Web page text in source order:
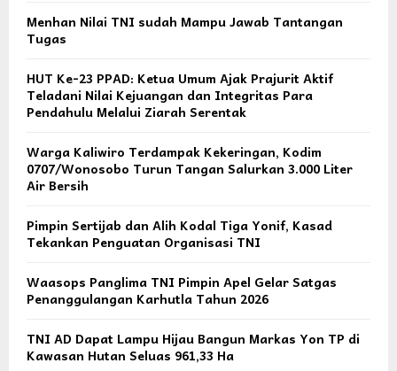
Menhan Nilai TNI sudah Mampu Jawab Tantangan
Tugas
HUT Ke-23 PPAD: Ketua Umum Ajak Prajurit Aktif
Teladani Nilai Kejuangan dan Integritas Para
Pendahulu Melalui Ziarah Serentak
Warga Kaliwiro Terdampak Kekeringan, Kodim
0707/Wonosobo Turun Tangan Salurkan 3.000 Liter
Air Bersih
Pimpin Sertijab dan Alih Kodal Tiga Yonif, Kasad
Tekankan Penguatan Organisasi TNI
Waasops Panglima TNI Pimpin Apel Gelar Satgas
Penanggulangan Karhutla Tahun 2026
TNI AD Dapat Lampu Hijau Bangun Markas Yon TP di
Kawasan Hutan Seluas 961,33 Ha